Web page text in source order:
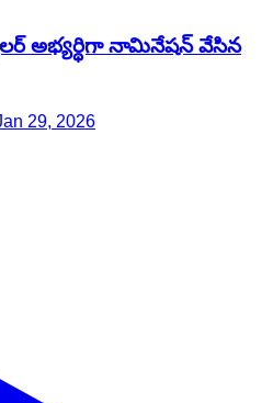
అభ్యర్థిగా నామినేషన్ వేసిన
29, 2026